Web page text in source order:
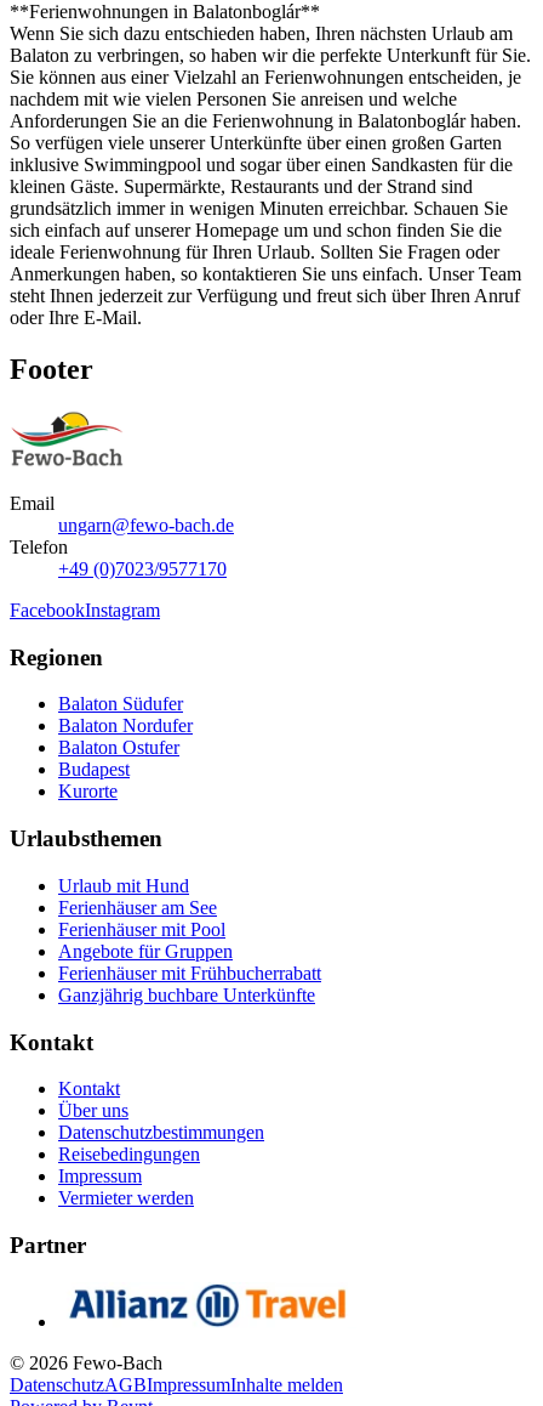
**Ferienwohnungen in Balatonboglár**
Wenn Sie sich dazu entschieden haben, Ihren nächsten Urlaub am
Balaton zu verbringen, so haben wir die perfekte Unterkunft für Sie.
Sie können aus einer Vielzahl an Ferienwohnungen entscheiden, je
nachdem mit wie vielen Personen Sie anreisen und welche
Anforderungen Sie an die Ferienwohnung in Balatonboglár haben.
So verfügen viele unserer Unterkünfte über einen großen Garten
inklusive Swimmingpool und sogar über einen Sandkasten für die
kleinen Gäste. Supermärkte, Restaurants und der Strand sind
grundsätzlich immer in wenigen Minuten erreichbar. Schauen Sie
sich einfach auf unserer Homepage um und schon finden Sie die
ideale Ferienwohnung für Ihren Urlaub. Sollten Sie Fragen oder
Anmerkungen haben, so kontaktieren Sie uns einfach. Unser Team
steht Ihnen jederzeit zur Verfügung und freut sich über Ihren Anruf
oder Ihre E-Mail.
Footer
Email
ungarn@fewo-bach.de
Telefon
+49 (0)7023/9577170
FacebookInstagram
Regionen
Balaton Südufer
Balaton Nordufer
Balaton Ostufer
Budapest
Kurorte
Urlaubsthemen
Urlaub mit Hund
Ferienhäuser am See
Ferienhäuser mit Pool
Angebote für Gruppen
Ferienhäuser mit Frühbucherrabatt
Ganzjährig buchbare Unterkünfte
Kontakt
Kontakt
Über uns
Datenschutzbestimmungen
Reisebedingungen
Impressum
Vermieter werden
Partner
© 2026 Fewo-Bach
DatenschutzAGBImpressumInhalte melden